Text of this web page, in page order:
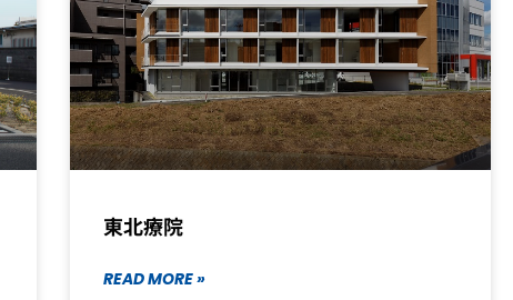
東北療院
READ MORE »
ジ